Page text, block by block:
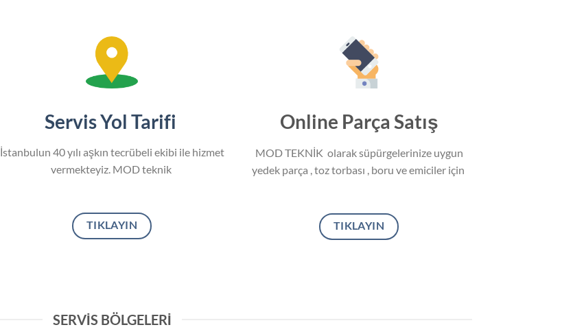
Servis Yol Tarifi
İstanbulun 40 yılı aşkın tecrübeli ekibi ile hizmet
vermekteyiz. MOD teknik
TIKLAYIN
Online Parça Satış
MOD TEKNİK olarak süpürgelerinize uygun
yedek parça , toz torbası , boru ve emiciler için
TIKLAYIN
SERVIS BÖLGELERI